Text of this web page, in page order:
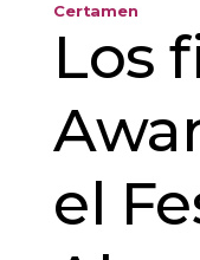
Certamen
Los
el